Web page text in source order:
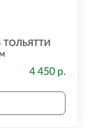
ТОЛЬЯТТИ
4 450 р.